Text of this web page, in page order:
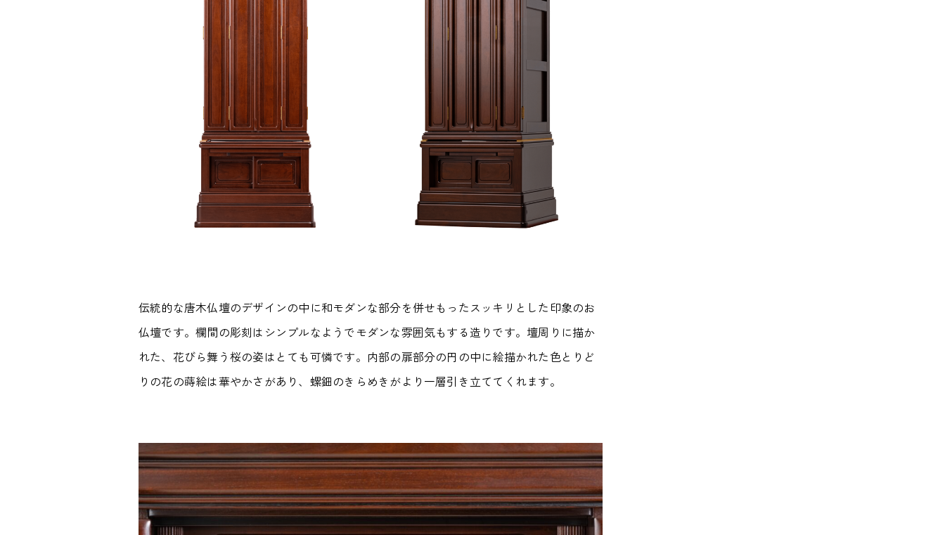
伝統的な唐木仏壇のデザインの中に和モダンな部分を併せもったスッキリとした印象のお
仏壇です。欄間の彫刻はシンプルなようでモダンな雰囲気もする造りです。壇周りに描か
れた、花びら舞う桜の姿はとても可憐です。内部の扉部分の円の中に絵描かれた色とりど
りの花の蒔絵は華やかさがあり、螺鈿のきらめきがより一層引き立ててくれます。